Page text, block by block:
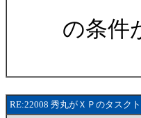
の条件
RE:22008 秀丸がＸＰのタスク